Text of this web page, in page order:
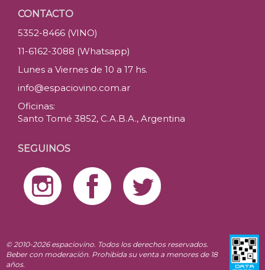
CONTACTO
5352-8466 (VINO)
11-6162-3088 (Whatsapp)
Lunes a Viernes de 10 a 17 hs.
info@espaciovino.com.ar
Oficinas:
Santo Tomé 3852, C.A.B.A., Argentina
SEGUINOS
© 2010-2026 espaciovino. Todos los derechos reservados.
Beber con moderación. Prohibida su venta a menores de 18
años.